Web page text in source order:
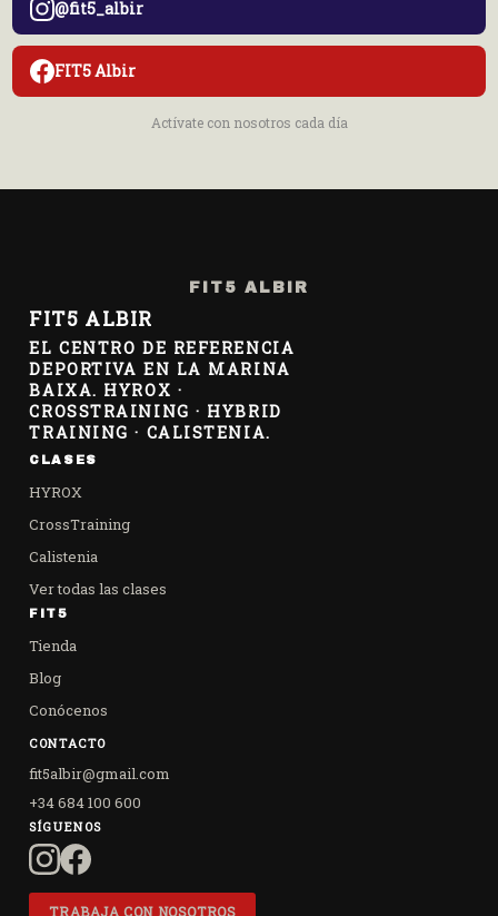
@fit5_albir
FIT5 Albir
Actívate con nosotros cada día
FIT5 ALBIR
FIT5 ALBIR
EL CENTRO DE REFERENCIA
DEPORTIVA EN LA MARINA
BAIXA. HYROX ·
CROSSTRAINING · HYBRID
TRAINING · CALISTENIA.
CLASES
HYROX
CrossTraining
Calistenia
Ver todas las clases
FIT5
Tienda
Blog
Conócenos
CONTACTO
fit5albir@gmail.com
+34 684 100 600
SÍGUENOS
TRABAJA CON NOSOTROS